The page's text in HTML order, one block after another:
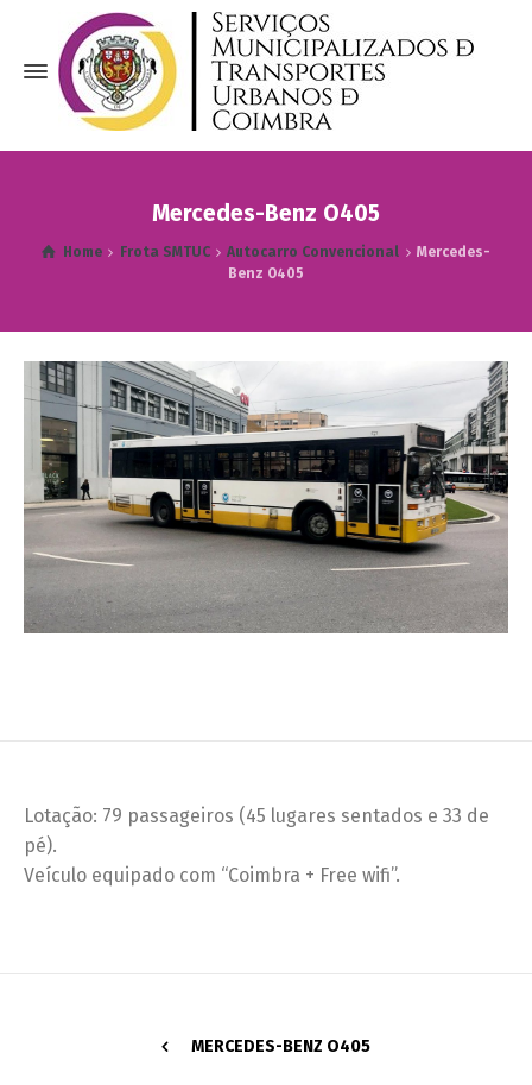
Mercedes-Benz O405
Home Frota SMTUC Autocarro Convencional
Mercedes-
Benz O405
Lotação: 79 passageiros (45 lugares sentados e 33 de
pé).
Veículo equipado com “Coimbra + Free wifi”.
MERCEDES-BENZ O405